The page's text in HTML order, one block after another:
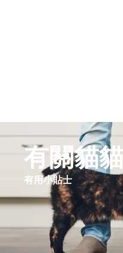
有關貓貓
有用小貼士